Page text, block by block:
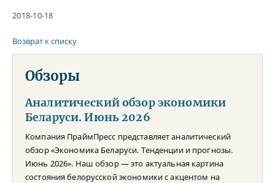
2018-10-18
Возврат к списку
Обзоры
Аналитический обзор экономики
Беларуси. Июнь 2026
Компания ПраймПресс представляет аналитический
обзор «Экономика Беларуси. Тенденции и прогнозы.
Июнь 2026». Наш обзор — это актуальная картина
состояния белорусской экономики с акцентом на